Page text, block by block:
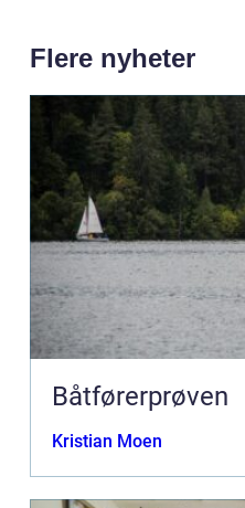
Flere nyheter
Båtførerprøven
Kristian Moen